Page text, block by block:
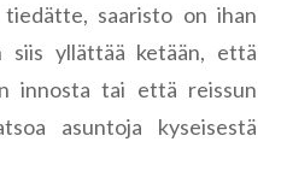
saaristo on ihan
siis yllättää ketään, että
innosta tai että reissun
asuntoja kyseisestä